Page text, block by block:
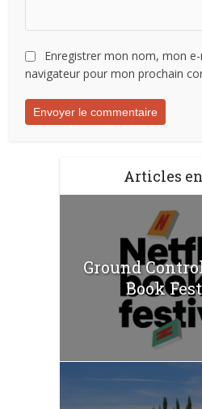
Enregistrer mon nom, mon
navigateur pour mon prochain
Articles
Ground
Book